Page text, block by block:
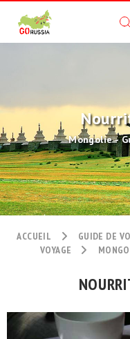
Mongolie -
ACCUEIL GUIDE DE
VOYAGE